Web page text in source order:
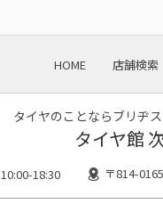
HOME 店舗検索
タイヤのことならブリヂ
タイヤ館
10:00-18:30 〒814-